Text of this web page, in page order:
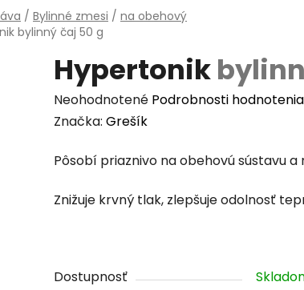
/ Bylinné zmesi / na obehový
bylinný čaj 50 g
Hypertonik
Priemerné
hodnotenie
je
z
Neohodnotené Podrobnosti hodnotenia
Značka: Grešík
Pôsobí priaznivo na obehovú sústavu
Znižuje krvný tlak, zlepšuje odolnosť
Dostupnosť